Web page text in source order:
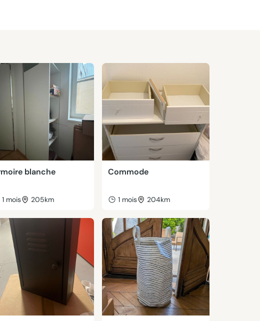
blanche
1 mois 205km
Commode
1 mois 204km